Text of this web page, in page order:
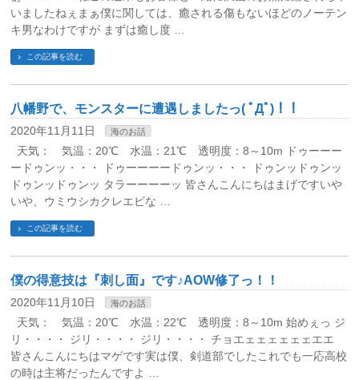
いましたねぇまぁ僕に関しては、癒される傷もないほどのノーテン
キ男なわけですが まずは癒し度 …
この記事を読む
八幡野で、モンスターに遭遇しましたっ( ﾟДﾟ)！！
2020年11月11日 海のお話
天気： 気温：20℃ 水温：21℃ 透明度：8～10m ドゥーーー
ードゥンッ・・・ ドゥーーーードゥンッ・・・ ドゥンッドゥンッ
ドゥンッドゥンッ タラーーーーッ 皆さんこんにちはまげですいや
いや、ウミウシカクレエビな …
この記事を読む
僕の得意技は『刺し面』です♪AOW修了っ！！
2020年11月10日 海のお話
天気： 気温：20℃ 水温：22℃ 透明度：8～10m 始めぇっ ジ
リ・・・・ ジリ・・・・ ジリ・・・・ チョエェェェェェェエエ
皆さんこんにちはマゲです実は僕、剣道部でしたこれでも一応高校
の時は主将だったんですよ …